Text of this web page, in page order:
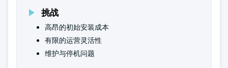
挑战
高昂的初始安装成本
有限的运营灵活性
维护与停机问题